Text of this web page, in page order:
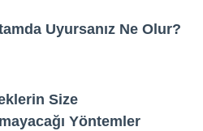
Uyursanız Ne Olur?
Size
Yöntemler